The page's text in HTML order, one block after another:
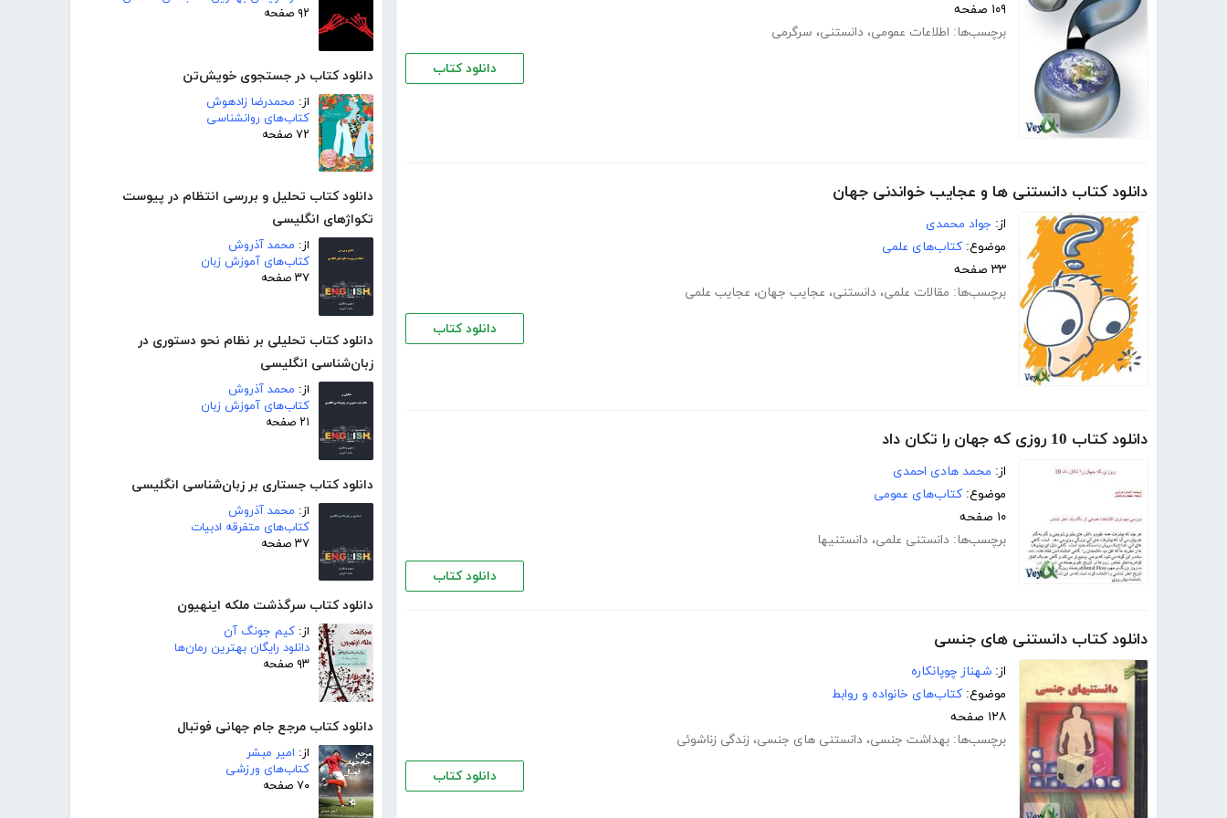
۹۲ صفحه
دانلود کتاب در جستجوی خویش‌تن
از: محمدرضا زادهوش
کتاب‌های روانشناسی
۷۲ صفحه
دانلود کتاب تحلیل و بررسی انتظام در پیوست
تکواژهای انگلیسی
از: محمد آذروش
کتاب‌های آموزش زبان
۳۷ صفحه
دانلود کتاب تحلیلی بر نظام نحو دستوری در
زبان‌شناسی انگلیسی
از: محمد آذروش
کتاب‌های آموزش زبان
۲۱ صفحه
دانلود کتاب جستاری بر زبان‌شناسی انگلیسی
از: محمد آذروش
کتاب‌های متفرقه ادبیات
۳۷ صفحه
دانلود کتاب سرگذشت ملکه اینهیون
از: کیم جونگ آن
دانلود رایگان بهترین رمان‌ها
۹۳ صفحه
دانلود کتاب مرجع جام جهانی فوتبال
از: امیر مبشر
کتاب‌های ورزشی
۷۰ صفحه
۱۰۹ صفحه
برچسب‌ها: اطلاعات عمومی، دانستنی، سرگرمی
دانلود کتاب
دانلود کتاب دانستنی ھا و عجایب خواندنی جھان
از: جواد محمدی
موضوع: کتاب‌های علمی
۳۳ صفحه
برچسب‌ها: مقالات علمی، دانستنی، عجایب جھان، عجایب علمی
دانلود کتاب
دانلود کتاب 10 روزی که جهان را تکان داد
از: محمد هادی احمدی
موضوع: کتاب‌های عمومی
۱۰ صفحه
برچسب‌ها: دانستنی علمی، دانستنیها
دانلود کتاب
دانلود کتاب دانستنی های جنسی
از: شهناز چوپانکاره
موضوع: کتاب‌های خانواده و روابط
۱۲۸ صفحه
برچسب‌ها: بهداشت جنسی، دانستنی های جنسی، زندگی زناشوئی
دانلود کتاب